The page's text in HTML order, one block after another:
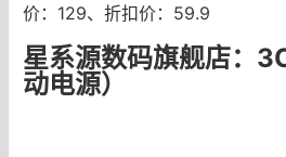
价：129、折扣价：59.9
星系源数码旗舰店：
动电源）